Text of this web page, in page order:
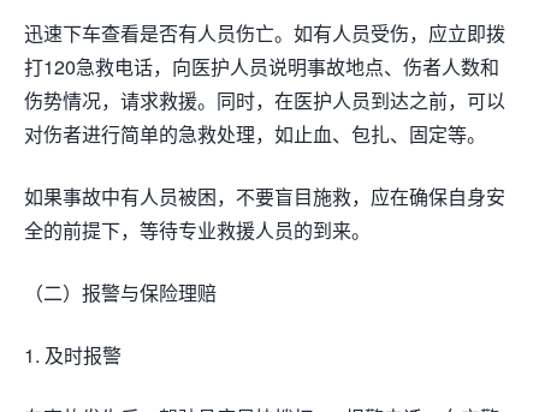
迅速下车查看是否有人员伤亡。如有人员受伤，应立即拨
打120急救电话，向医护人员说明事故地点、伤者人数和
伤势情况，请求救援。同时，在医护人员到达之前，可以
对伤者进行简单的急救处理，如止血、包扎、固定等。
如果事故中有人员被困，不要盲目施救，应在确保自身安
全的前提下，等待专业救援人员的到来。
（二）报警与保险理赔
1. 及时报警